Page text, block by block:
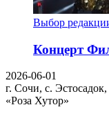
Выбор
Концерт
2026-06-01
г. Сочи, с.
«Роза Хутор»